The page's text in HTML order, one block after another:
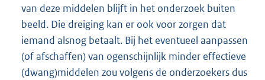
van deze middelen blijft in het onderzoek buiten
beeld. Die dreiging kan er ook voor zorgen dat
iemand alsnog betaalt. Bij het eventueel aanpassen
(of afschaffen) van ogenschijnlijk minder effectieve
(dwang)middelen zou volgens de onderzoekers dus